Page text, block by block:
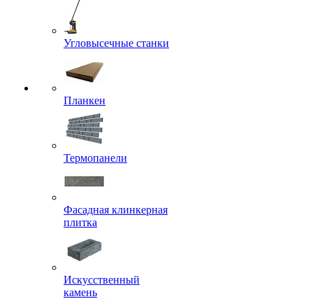
Угловысечные станки
Планкен
Термопанели
Фасадная клинкерная
плитка
Искусственный
камень